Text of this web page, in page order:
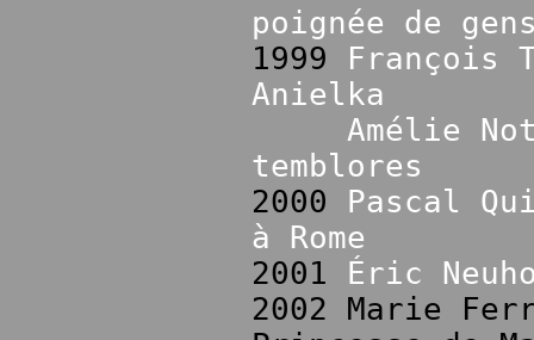
poignée de
1999 François
Anielka
Amélie
temblores
2000 Pascal
à Rome
2001 Éric
2002 Marie